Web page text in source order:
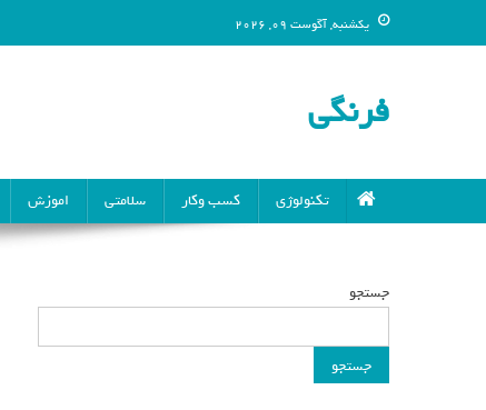
یکشنبه, آگوست 09, 2026
فرنگی
تکنولوژی کسب وکار سلامتی اموزش
جستجو
جستجو